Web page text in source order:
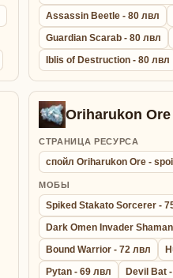
Assassin Beetle - 80 лвл
Guardian Scarab - 80 лвл
Iblis of Destruction - 80 лвл
Oriharukon Ore
СТРАНИЦА РЕСУРСА
спойл Oriharukon Ore -
МОБЫ
Spiked Stakato Sorcerer -
Dark Omen Invader
Bound Warrior - 72 лвл
Pytan - 69 лвл
Devil Bat